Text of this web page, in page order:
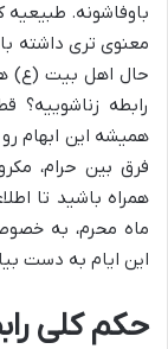
باوفاشونه.
معنوی تری داشته
حال اهل بیت (ع)
رابطه زناشوییه؟
همیشه این ابهام رو
فرق بین حرام،
همراه باشید تا
ماه محرم، به
این ایام به دست
حکم کلی